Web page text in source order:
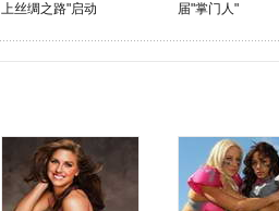
上丝绸之路"启动
届"掌门人"